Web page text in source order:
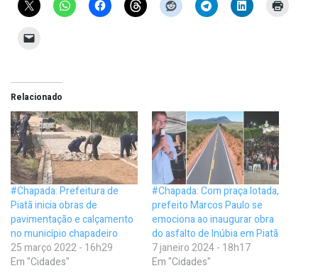
Relacionado
#Chapada: Prefeitura de
Piatã inicia obras de
pavimentação e calçamento
no município chapadeiro
25 março 2022 - 16h29
Em "Cidades"
#Chapada: Com praça lotada,
prefeito Marcos Paulo se
emociona ao inaugurar obra
do asfalto de Inúbia em Piatã
7 janeiro 2024 - 18h17
Em "Cidades"